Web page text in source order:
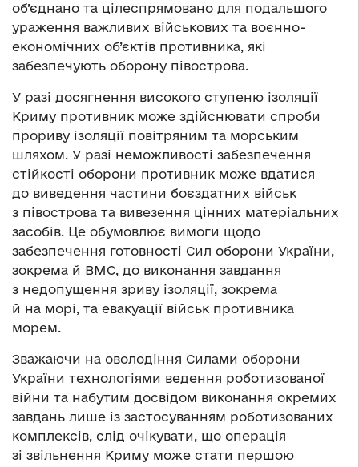
об’єднано та цілеспрямовано для подальшого
ураження важливих військових та воєнно-
економічних об’єктів противника, які
забезпечують оборону півострова.
У разі досягнення високого ступеню ізоляції
Криму противник може здійснювати спроби
прориву ізоляції повітряним та морським
шляхом. У разі неможливості забезпечення
стійкості оборони противник може вдатися
до виведення частини боєздатних військ
з півострова та вивезення цінних матеріальних
засобів. Це обумовлює вимоги щодо
забезпечення готовності Сил оборони України,
зокрема й ВМС, до виконання завдання
з недопущення зриву ізоляції, зокрема
й на морі, та евакуації військ противника
морем.
Зважаючи на оволодіння Силами оборони
України технологіями ведення роботизованої
війни та набутим досвідом виконання окремих
завдань лише із застосуванням роботизованих
комплексів, слід очікувати, що операція
зі звільнення Криму може стати першою